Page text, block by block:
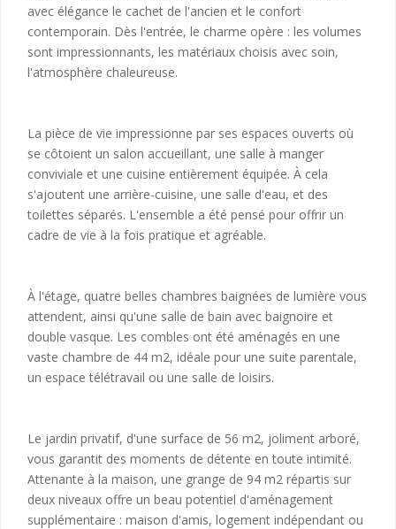
avec élégance le cachet de l'ancien et le confort
contemporain. Dès l'entrée, le charme opère : les volumes
sont impressionnants, les matériaux choisis avec soin,
l'atmosphère chaleureuse.
La pièce de vie impressionne par ses espaces ouverts où
se côtoient un salon accueillant, une salle à manger
conviviale et une cuisine entièrement équipée. À cela
s'ajoutent une arrière-cuisine, une salle d'eau, et des
toilettes séparés. L'ensemble a été pensé pour offrir un
cadre de vie à la fois pratique et agréable.
À l'étage, quatre belles chambres baignées de lumière vous
attendent, ainsi qu'une salle de bain avec baignoire et
double vasque. Les combles ont été aménagés en une
vaste chambre de 44 m2, idéale pour une suite parentale,
un espace télétravail ou une salle de loisirs.
Le jardin privatif, d'une surface de 56 m2, joliment arboré,
vous garantit des moments de détente en toute intimité.
Attenante à la maison, une grange de 94 m2 répartis sur
deux niveaux offre un beau potentiel d'aménagement
supplémentaire : maison d'amis, logement indépendant ou